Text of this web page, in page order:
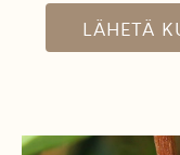
LÄHETÄ